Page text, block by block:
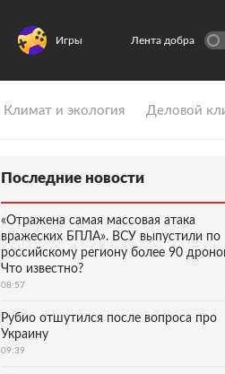
Игры Лента добра
Климат и экология Деловой
Последние новости
«Отражена самая массовая атака
вражеских БПЛА». ВСУ выпустили по
российскому региону более 90
Что известно?
08:57
Рубио отшутился после вопроса про
Украину
09:39